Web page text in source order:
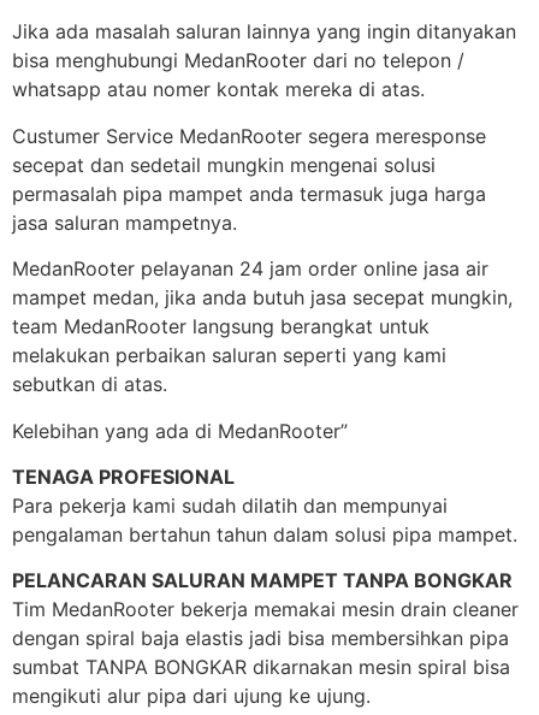
Jika ada masalah saluran lainnya yang ingin ditanyakan
bisa menghubungi MedanRooter dari no telepon /
whatsapp atau nomer kontak mereka di atas.
Custumer Service MedanRooter segera meresponse
secepat dan sedetail mungkin mengenai solusi
permasalah pipa mampet anda termasuk juga harga
jasa saluran mampetnya.
MedanRooter pelayanan 24 jam order online jasa air
mampet medan, jika anda butuh jasa secepat mungkin,
team MedanRooter langsung berangkat untuk
melakukan perbaikan saluran seperti yang kami
sebutkan di atas.
Kelebihan yang ada di MedanRooter”
TENAGA PROFESIONAL
Para pekerja kami sudah dilatih dan mempunyai
pengalaman bertahun tahun dalam solusi pipa mampet.
PELANCARAN SALURAN MAMPET TANPA BONGKAR
Tim MedanRooter bekerja memakai mesin drain cleaner
dengan spiral baja elastis jadi bisa membersihkan pipa
sumbat TANPA BONGKAR dikarnakan mesin spiral bisa
mengikuti alur pipa dari ujung ke ujung.